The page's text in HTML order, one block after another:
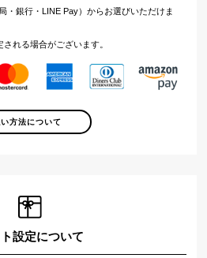
・銀行・LINE Pay）からお選びいただけま
れる場合がございます。
い方法について
設定について